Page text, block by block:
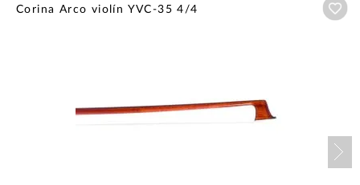
Corina Arco violín YVC-35 4/4